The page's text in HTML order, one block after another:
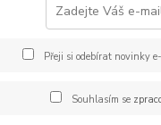
Přeji si odebírat novinky
Souhlasím se